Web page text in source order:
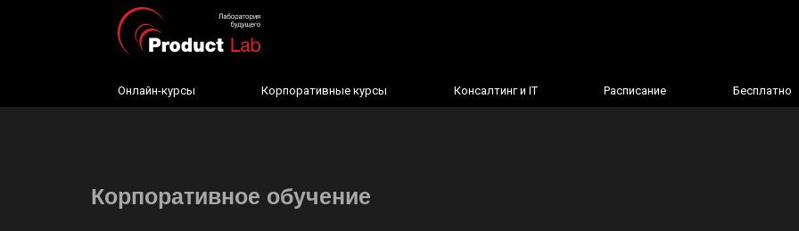
Онлайн-курсы Корпоративные курсы Консалтинг и IT Расписание Бесплатно
Корпоративное обучение